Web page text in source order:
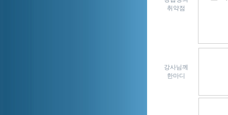
취약점
강사님께
한마디